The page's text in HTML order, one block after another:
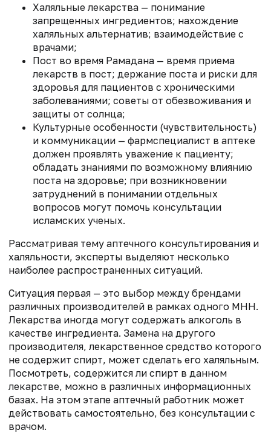
Халяльные лекарства — понимание
запрещенных ингредиентов; нахождение
халяльных альтернатив; взаимодействие с
врачами;
Пост во время Рамадана — время приема
лекарств в пост; держание поста и риски для
здоровья для пациентов с хроническими
заболеваниями; советы от обезвоживания и
защиты от солнца;
Культурные особенности (чувствительность)
и коммуникации — фармспециалист в аптеке
должен проявлять уважение к пациенту;
обладать знаниями по возможному влиянию
поста на здоровье; при возникновении
затруднений в понимании отдельных
вопросов могут помочь консультации
исламских ученых.
Рассматривая тему аптечного консультирования и
халяльности, эксперты выделяют несколько
наиболее распространенных ситуаций.
Ситуация первая — это выбор между брендами
различных производителей в рамках одного МНН.
Лекарства иногда могут содержать алкоголь в
качестве ингредиента. Замена на другого
производителя, лекарственное средство которого
не содержит спирт, может сделать его халяльным.
Посмотреть, содержится ли спирт в данном
лекарстве, можно в различных информационных
базах. На этом этапе аптечный работник может
действовать самостоятельно, без консультации с
врачом.